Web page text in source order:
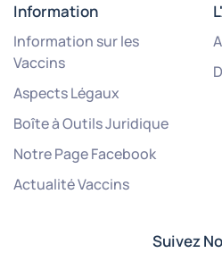
Information
Information sur les
Vaccins
Aspects Légaux
Boîte à Outils Juridique
Notre Page Facebook
Actualité Vaccins
Suivez